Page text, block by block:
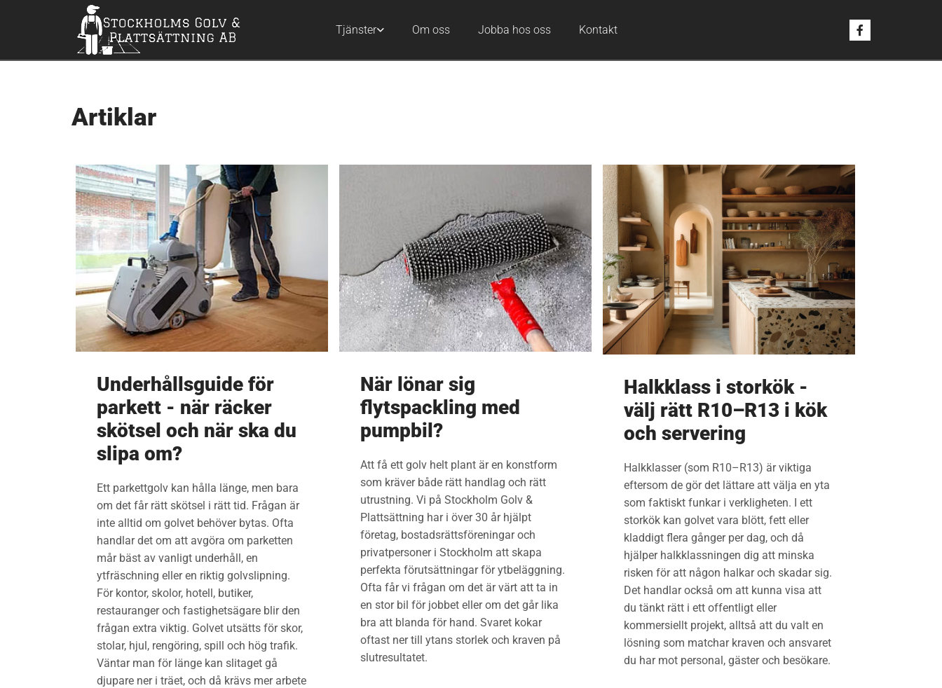
Tjänster Om oss Jobba hos oss Kontakt
Artiklar
Underhållsguide för
parkett - när räcker
skötsel och när ska du
slipa om?
Ett parkettgolv kan hålla länge, men bara
om det får rätt skötsel i rätt tid. Frågan är
inte alltid om golvet behöver bytas. Ofta
handlar det om att avgöra om parketten
mår bäst av vanligt underhåll, en
ytfräschning eller en riktig golvslipning.
För kontor, skolor, hotell, butiker,
restauranger och fastighetsägare blir den
frågan extra viktig. Golvet utsätts för skor,
stolar, hjul, rengöring, spill och hög trafik.
Väntar man för länge kan slitaget gå
djupare ner i träet, och då krävs mer arbete
När lönar sig
flytspackling med
pumpbil?
Att få ett golv helt plant är en konstform
som kräver både rätt handlag och rätt
utrustning. Vi på Stockholm Golv &
Plattsättning har i över 30 år hjälpt
företag, bostadsrättsföreningar och
privatpersoner i Stockholm att skapa
perfekta förutsättningar för ytbeläggning.
Ofta får vi frågan om det är värt att ta in
en stor bil för jobbet eller om det går lika
bra att blanda för hand. Svaret kokar
oftast ner till ytans storlek och kraven på
slutresultatet.
Halkklass i storkök -
välj rätt R10–R13 i kök
och servering
Halkklasser (som R10–R13) är viktiga
eftersom de gör det lättare att välja en yta
som faktiskt funkar i verkligheten. I ett
storkök kan golvet vara blött, fett eller
kladdigt flera gånger per dag, och då
hjälper halkklassningen dig att minska
risken för att någon halkar och skadar sig.
Det handlar också om att kunna visa att
du tänkt rätt i ett offentligt eller
kommersiellt projekt, alltså att du valt en
lösning som matchar kraven och ansvaret
du har mot personal, gäster och besökare.